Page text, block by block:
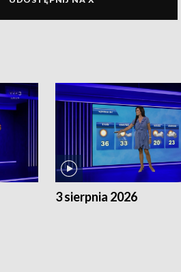
3 sierpnia 2026